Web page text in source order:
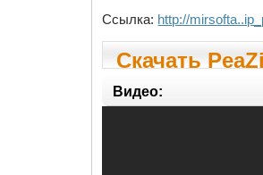
Ссылка: http://
Скачать
Видео: